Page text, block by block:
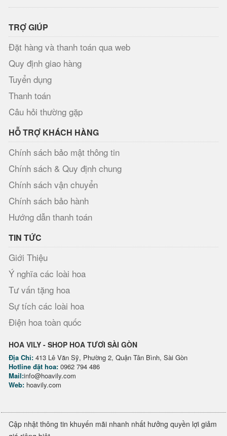
TRỢ GIÚP
Đặt hàng và thanh toán qua web
Quy định giao hàng
Tuyển dụng
Thanh toán
Câu hỏi thường gặp
HỖ TRỢ KHÁCH HÀNG
Chính sách bảo mật thông tin
Chính sách & Quy định chung
Chính sách vận chuyển
Chính sách bảo hành
Hướng dẫn thanh toán
TIN TỨC
Giới Thiệu
Ý nghĩa các loài hoa
Tư vấn tặng hoa
Sự tích các loài hoa
Điện hoa toàn quốc
HOA VILY - SHOP HOA TƯƠI SÀI GÒN
Địa Chỉ: 413 Lê Văn Sỹ, Phường 2, Quận Tân Bình, Sài Gòn
Hotline đặt hoa: 0962 794 486
Mail:info@hoavily.com
Web: hoavily.com
Cập nhật thông tin khuyến mãi nhanh nhất hưởng quyền lợi giảm